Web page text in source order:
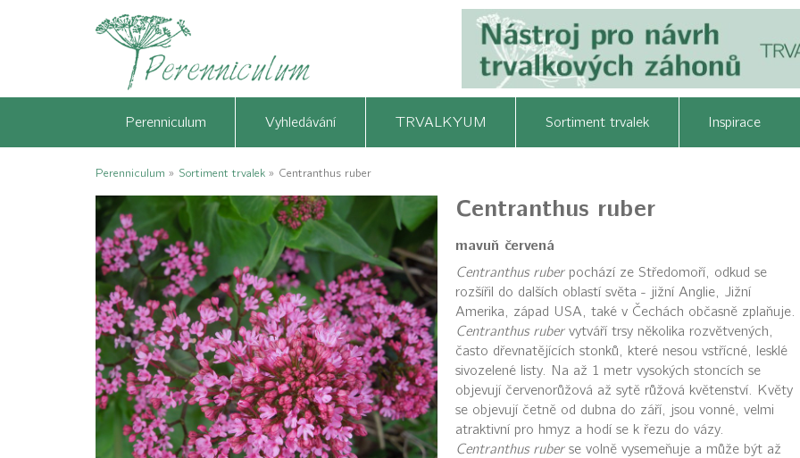
Perenniculum Vyhledávání TRVALKYUM Sortiment trvalek Inspirace
Perenniculum » Sortiment trvalek » Centranthus ruber
Centranthus ruber
mavuň červená
Centranthus ruberpochází ze Středomoří, odkud se
rozšířil do dalších oblastí světa - jižní Anglie, Jižní
Amerika, západ USA, také v Čechách občasně zplaňuje.
Centranthus rubervytváří trsy několika rozvětvených,
často dřevnatějících stonků, které nesou vstřícné, lesklé
sivozelené listy. Na až 1 metr vysokých stoncích se
objevují červenorůžová až sytě růžová květenství. Květy
se objevují četně od dubna do září, jsou vonné, velmi
atraktivní pro hmyz a hodí se k řezu do vázy.
Centranthus ruberse volně vysemeňuje a může být až